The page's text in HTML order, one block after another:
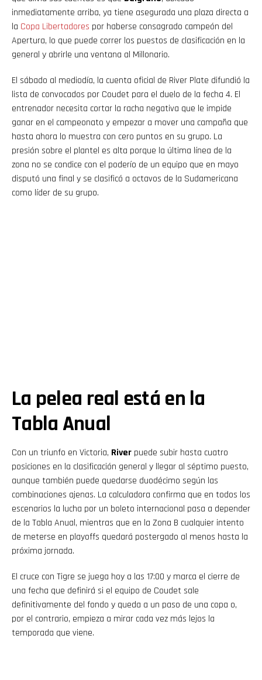
inmediatamente arriba, ya tiene asegurada una plaza directa a
la Copa Libertadores por haberse consagrado campeón del
Apertura, lo que puede correr los puestos de clasificación en la
general y abrirle una ventana al Millonario.
El sábado al mediodía, la cuenta oficial de River Plate difundió la
lista de convocados por Coudet para el duelo de la fecha 4. El
entrenador necesita cortar la racha negativa que le impide
ganar en el campeonato y empezar a mover una campaña que
hasta ahora lo muestra con cero puntos en su grupo. La
presión sobre el plantel es alta porque la última línea de la
zona no se condice con el poderío de un equipo que en mayo
disputó una final y se clasificó a octavos de la Sudamericana
como líder de su grupo.
La pelea real está en la
Tabla Anual
Con un triunfo en Victoria, River puede subir hasta cuatro
posiciones en la clasificación general y llegar al séptimo puesto,
aunque también puede quedarse duodécimo según las
combinaciones ajenas. La calculadora confirma que en todos los
escenarios la lucha por un boleto internacional pasa a depender
de la Tabla Anual, mientras que en la Zona B cualquier intento
de meterse en playoffs quedará postergado al menos hasta la
próxima jornada.
El cruce con Tigre se juega hoy a las 17:00 y marca el cierre de
una fecha que definirá si el equipo de Coudet sale
definitivamente del fondo y queda a un paso de una copa o,
por el contrario, empieza a mirar cada vez más lejos la
temporada que viene.